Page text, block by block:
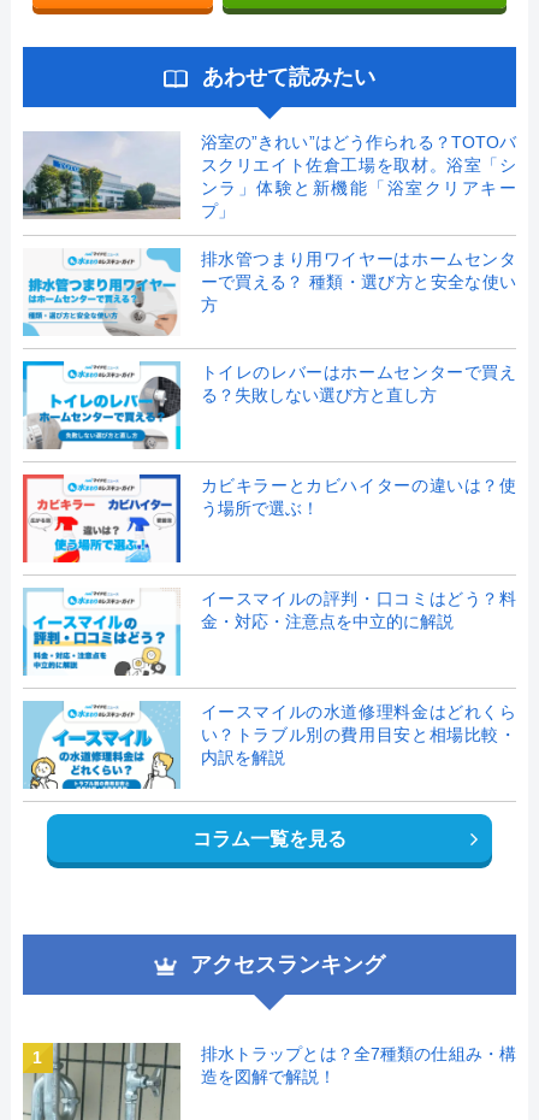
あわせて読みたい
浴室の”きれい”はどう作られる？TOTOバ
スクリエイト佐倉工場を取材。浴室「シ
ンラ」体験と新機能「浴室クリアキー
プ」
排水管つまり用ワイヤーはホームセンタ
ーで買える？ 種類・選び方と安全な使い
方
トイレのレバーはホームセンターで買え
る？失敗しない選び方と直し方
カビキラーとカビハイターの違いは？使
う場所で選ぶ！
イースマイルの評判・口コミはどう？料
金・対応・注意点を中立的に解説
イースマイルの水道修理料金はどれくら
い？トラブル別の費用目安と相場比較・
内訳を解説
コラム一覧を見る
アクセスランキング
1
排水トラップとは？全7種類の仕組み・構
造を図解で解説！